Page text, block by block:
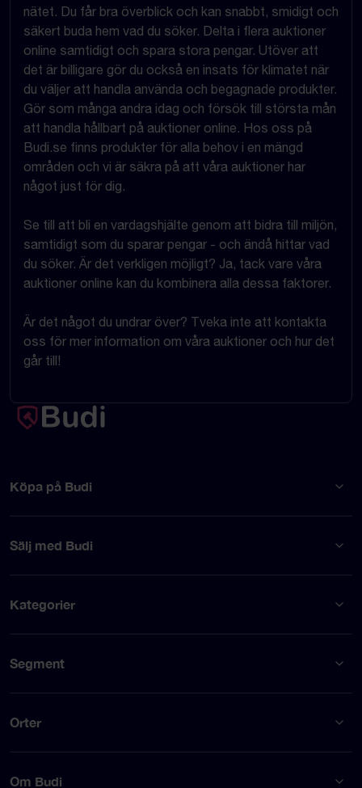
nätet. Du får bra överblick och kan snabbt, smidigt och
säkert buda hem vad du söker. Delta i flera auktioner
online samtidigt och spara stora pengar. Utöver att
det är billigare gör du också en insats för klimatet när
du väljer att handla använda och begagnade produkter.
Gör som många andra idag och försök till största mån
att handla hållbart på auktioner online. Hos oss på
Budi.se finns produkter för alla behov i en mängd
områden och vi är säkra på att våra auktioner har
något just för dig.
Se till att bli en vardagshjälte genom att bidra till miljön,
samtidigt som du sparar pengar - och ändå hittar vad
du söker. Är det verkligen möjligt? Ja, tack vare våra
auktioner online kan du kombinera alla dessa faktorer.
Är det något du undrar över? Tveka inte att kontakta
oss för mer information om våra auktioner och hur det
går till!
Köpa på Budi
Sälj med Budi
Kategorier
Segment
Orter
Om Budi